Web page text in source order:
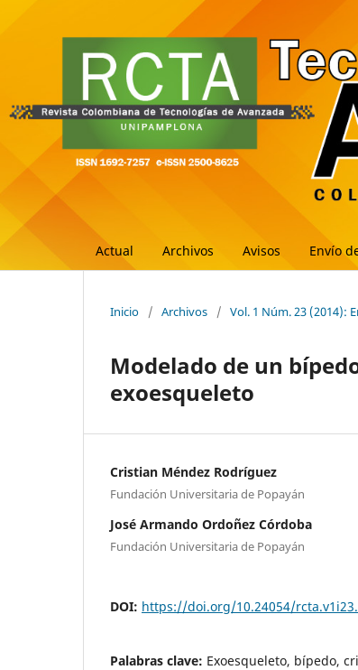
Actual Archivos Avisos Envío
Inicio / Archivos / Vol. 1 Núm. 23 (2014):
Modelado de un
exoesqueleto
Cristian Méndez Rodríguez
Fundación Universitaria de Popayán
José Armando Ordoñez Córdoba
Fundación Universitaria de Popayán
DOI: https://doi.org/10.24054/
Palabras clave: Exoesqueleto, bípedo,